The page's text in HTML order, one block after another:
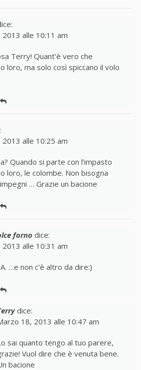
alle 10:11 am
Terry! Quant’è vero che
loro, ma solo così spiccano il volo
alle 10:25 am
Quando si parte con l’impasto
loro, le colombe. Non bisogna
… Grazie un bacione
forno dice:
alle 10:31 am
…e non c’è altro da dire:)
dice:
18, 2013 alle 10:47 am
sai quanto tengo al tuo parere,
Vuol dire che è venuta bene.
bacione